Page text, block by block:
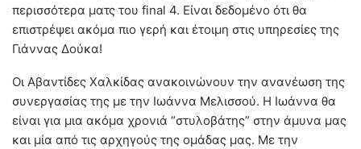
περισσότερα ματς του final 4. Είναι δεδομένο ότι θα
επιστρέψει ακόμα πιο γερή και έτοιμη στις υπηρεσίες της
Γιάννας Δούκα!
Οι Αβαντίδες Χαλκίδας ανακοινώνουν την ανανέωση της
συνεργασίας της με την Ιωάννα Μελισσού. Η Ιωάννα θα
είναι για μια ακόμα χρονιά “στυλοβάτης” στην άμυνα μας
και μία από τις αρχηγούς της ομάδας μας. Με την